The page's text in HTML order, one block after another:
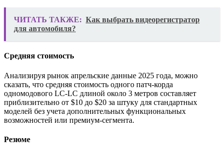
ЧИТАТЬ ТАКЖЕ: Как выбрать видеорегистратор
для автомобиля?
Средняя стоимость
Анализируя рынок апрельские данные 2025 года, можно
сказать, что средняя стоимость одного патч-корда
одномодового LC-LC длиной около 3 метров составляет
приблизительно от $10 до $20 за штуку для стандартных
моделей без учета дополнительных функциональных
возможностей или премиум-сегмента.
Резюме